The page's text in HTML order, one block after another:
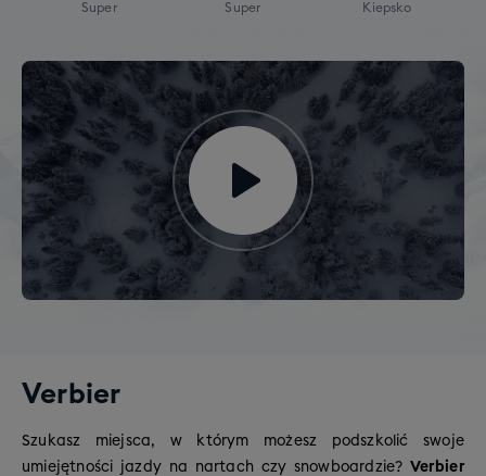
Super Super Kiepsko
Verbier
Szukasz miejsca, w którym możesz podszkolić swoje
umiejętności jazdy na nartach czy snowboardzie? Verbier